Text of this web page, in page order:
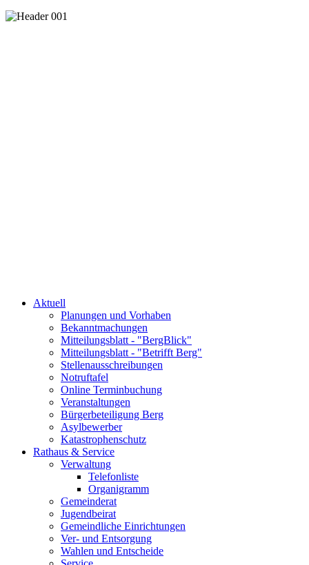
Aktuell
Planungen und Vorhaben
Bekanntmachungen
Mitteilungsblatt - "BergBlick"
Mitteilungsblatt - "Betrifft Berg"
Stellenausschreibungen
Notruftafel
Online Terminbuchung
Veranstaltungen
Bürgerbeteiligung Berg
Asylbewerber
Katastrophenschutz
Rathaus & Service
Verwaltung
Telefonliste
Organigramm
Gemeinderat
Jugendbeirat
Gemeindliche Einrichtungen
Ver- und Entsorgung
Wahlen und Entscheide